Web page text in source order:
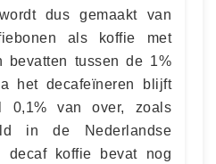
dus gemaakt van
als koffie met
bevatten tussen de 1%
het decafeïneren blijft
0,1% van over, zoals
in de Nederlandse
decaf koffie bevat nog